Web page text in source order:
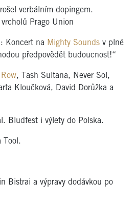
verbálním dopingem.
Prago Union
Koncert na Mighty Sounds v plné
předpovědět budoucnost!“
, Tash Sultana, Never Sol,
Kloučková, David Dorůžka a
Bludfest i výlety do Polska.
Tool.
Bistrai a výpravy dodávkou po